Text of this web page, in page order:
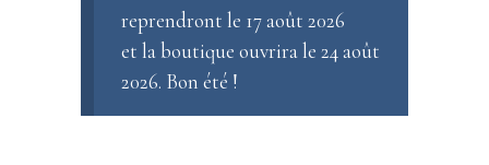
reprendront le 17 août 2026
et la boutique ouvrira le 24 août
2026. Bon été !